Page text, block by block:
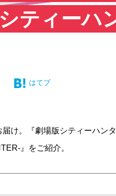
ティーハ
はてブ
け。『劇場版シティーハン
』をご紹介。